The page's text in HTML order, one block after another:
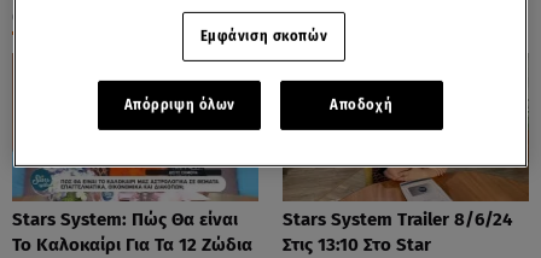
ΟΛΑ ΤΑ ΒΙΝΤΕΟ
Stars System: Πώς Θα είναι
Το Καλοκαίρι Για Τα 12 Ζώδια
Stars System Trailer 8/6/24
Στις 13:10 Στο Star
Εμφάνιση σκοπών
Απόρριψη όλων Αποδοχή